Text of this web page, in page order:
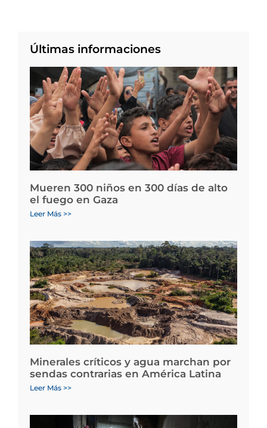
Últimas informaciones
Mueren 300 niños en 300 días de alto
el fuego en Gaza
Leer Más >>
Minerales críticos y agua marchan por
sendas contrarias en América Latina
Leer Más >>